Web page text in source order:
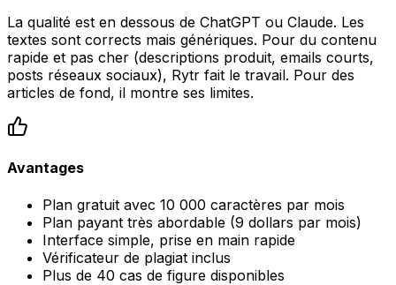
La qualité est en dessous de ChatGPT ou Claude. Les
textes sont corrects mais génériques. Pour du contenu
rapide et pas cher (descriptions produit, emails courts,
posts réseaux sociaux), Rytr fait le travail. Pour des
articles de fond, il montre ses limites.
Avantages
Plan gratuit avec 10 000 caractères par mois
Plan payant très abordable (9 dollars par mois)
Interface simple, prise en main rapide
Vérificateur de plagiat inclus
Plus de 40 cas de figure disponibles